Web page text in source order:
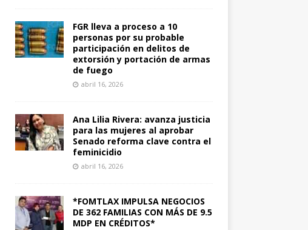
FGR lleva a proceso a 10
personas por su probable
participación en delitos de
extorsión y portación de armas
de fuego
abril 16, 2026
Ana Lilia Rivera: avanza justicia
para las mujeres al aprobar
Senado reforma clave contra el
feminicidio
abril 16, 2026
*FOMTLAX IMPULSA NEGOCIOS
DE 362 FAMILIAS CON MÁS DE 9.5
MDP EN CRÉDITOS*